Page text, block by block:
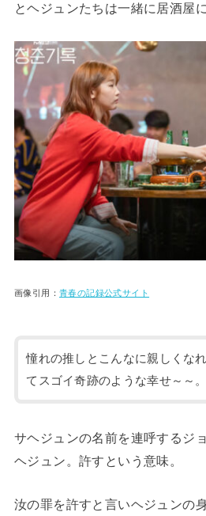
とヘジュンたちは一緒に居酒屋
画像引用： 青春の記録公式サイト
憧れの推しとこんなに親しくな
てスゴイ奇跡のような幸せ～～。
サヘジュンの名前を連呼するジ
ヘジュン。許すという意味。
汝の罪を許すと言いヘジュンの